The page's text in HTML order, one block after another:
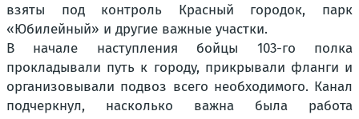
взяты под контроль Красный городок, парк
«Юбилейный» и другие важные участки.
В начале наступления бойцы 103-го полка
прокладывали путь к городу, прикрывали фланги и
организовывали подвоз всего необходимого. Канал
подчеркнул, насколько важна была работа